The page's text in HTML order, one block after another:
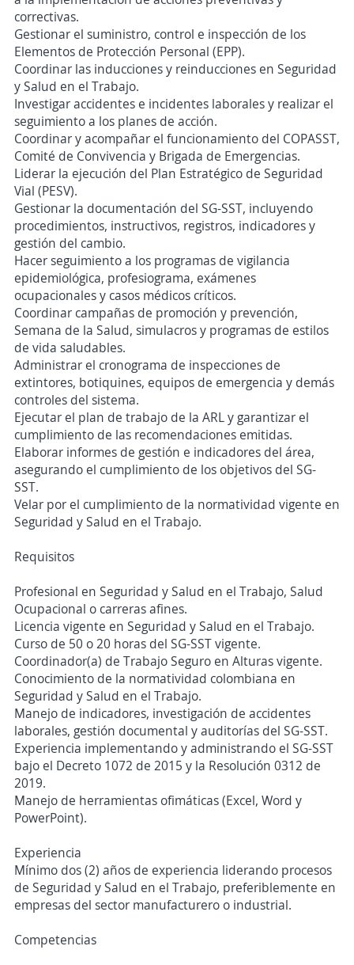
correctivas.
Gestionar el suministro, control e inspección de los
Elementos de Protección Personal (EPP).
Coordinar las inducciones y reinducciones en Seguridad
y Salud en el Trabajo.
Investigar accidentes e incidentes laborales y realizar el
seguimiento a los planes de acción.
Coordinar y acompañar el funcionamiento del COPASST,
Comité de Convivencia y Brigada de Emergencias.
Liderar la ejecución del Plan Estratégico de Seguridad
Vial (PESV).
Gestionar la documentación del SG-SST, incluyendo
procedimientos, instructivos, registros, indicadores y
gestión del cambio.
Hacer seguimiento a los programas de vigilancia
epidemiológica, profesiograma, exámenes
ocupacionales y casos médicos críticos.
Coordinar campañas de promoción y prevención,
Semana de la Salud, simulacros y programas de estilos
de vida saludables.
Administrar el cronograma de inspecciones de
extintores, botiquines, equipos de emergencia y demás
controles del sistema.
Ejecutar el plan de trabajo de la ARL y garantizar el
cumplimiento de las recomendaciones emitidas.
Elaborar informes de gestión e indicadores del área,
asegurando el cumplimiento de los objetivos del SG-
SST.
Velar por el cumplimiento de la normatividad vigente en
Seguridad y Salud en el Trabajo.
Requisitos
Profesional en Seguridad y Salud en el Trabajo, Salud
Ocupacional o carreras afines.
Licencia vigente en Seguridad y Salud en el Trabajo.
Curso de 50 o 20 horas del SG-SST vigente.
Coordinador(a) de Trabajo Seguro en Alturas vigente.
Conocimiento de la normatividad colombiana en
Seguridad y Salud en el Trabajo.
Manejo de indicadores, investigación de accidentes
laborales, gestión documental y auditorías del SG-SST.
Experiencia implementando y administrando el SG-SST
bajo el Decreto 1072 de 2015 y la Resolución 0312 de
2019.
Manejo de herramientas ofimáticas (Excel, Word y
PowerPoint).
Experiencia
Mínimo dos (2) años de experiencia liderando procesos
de Seguridad y Salud en el Trabajo, preferiblemente en
empresas del sector manufacturero o industrial.
Competencias